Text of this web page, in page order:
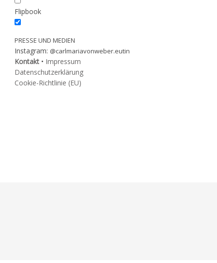
Flipbook
PRESSE UND MEDIEN
Instagram: @carlmariavonweber.eutin
Kontakt • Impressum
Datenschutzerklärung
Cookie-Richtlinie (EU)